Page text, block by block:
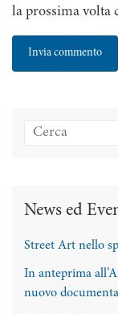
la prossima volta
News ed
Street Art nello
In anteprima
nuovo